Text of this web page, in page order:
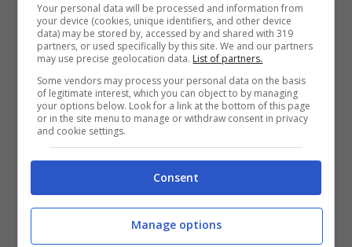
una delle ballerine più apprezzatedi questa
edizione. La giovanissima continuerà infatti
sicuramente a regalare ancora molte
emozioninel piccolo schermo.
LEGGI ANCHE
in studio: Maria De Filippo ferma
tutto
Your personal data will be processed and information from
your device (cookies, unique identifiers, and other device
data) may be stored by, accessed by and shared with 319
partners, or used specifically by this site. We and our partners
may use precise geolocation data. List of partners.
Some vendors may process your personal data on the basis
of legitimate interest, which you can object to by managing
your options below. Look for a link at the bottom of this page
or in the site menu to manage or withdraw consent in privacy
and cookie settings.
Consent
Manage options